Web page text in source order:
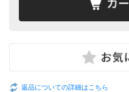
返品についての詳細はこちら